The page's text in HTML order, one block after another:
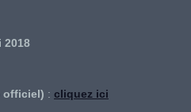
2018
officiel) : cliquez ici